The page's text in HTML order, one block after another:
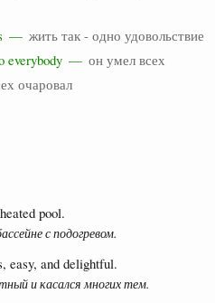
— жить так - одно удовольствие
everybody — он умел всех
очаровал
pool.
с подогревом.
easy, and delightful.
и касался многих тем.